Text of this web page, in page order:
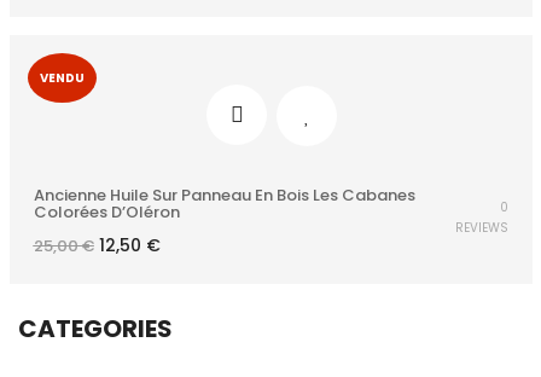
CATEGORIES
VENDU
Ancienne Huile Sur Panneau En Bois Les Cabanes
Colorées D’Oléron
25,00€ Le
prix
12,50 €Le
prix
0
REVIEWS